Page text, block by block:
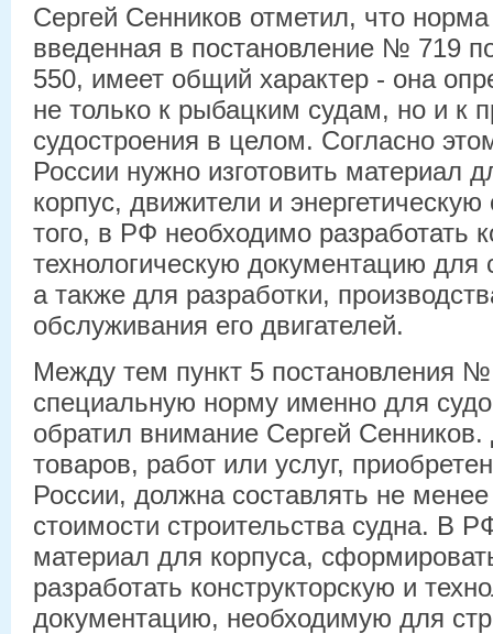
Сергей Сенников отметил, что
введенная в постановление № 719
550, имеет общий характер - она
не только к рыбацким судам, но и к
судостроения в целом. Согласно
России нужно изготовить материал
корпус, движители и
того, в РФ необходимо разработать
технологическую документацию для
а также для разработки,
обслуживания его двигателей.
Между тем пункт 5 постановления
специальную норму именно для
обратил внимание Сергей Сенников.
товаров, работ или услуг,
России, должна составлять не
стоимости строительства судна. В
материал для корпуса,
разработать конструкторскую и
документацию, необходимую для